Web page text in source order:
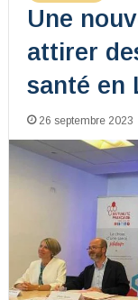
Une
attirer
santé en
26 septembre 2023